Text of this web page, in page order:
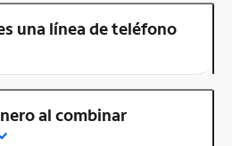
una línea de teléfono
al combinar